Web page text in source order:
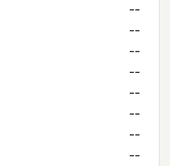
--
--
--
--
--
--
--
--